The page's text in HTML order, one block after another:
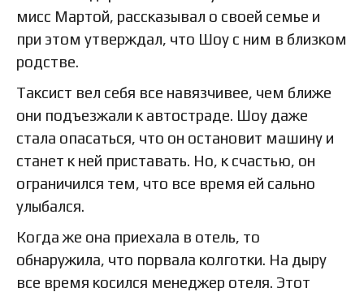
мисс Мартой, рассказывал о своей семье и
при этом утверждал, что Шоу с ним в близком
родстве.
Таксист вел себя все навязчивее, чем ближе
они подъезжали к автостраде. Шоу даже
стала опасаться, что он остановит машину и
станет к ней приставать. Но, к счастью, он
ограничился тем, что все время ей сально
улыбался.
Когда же она приехала в отель, то
обнаружила, что порвала колготки. На дыру
все время косился менеджер отеля. Этот